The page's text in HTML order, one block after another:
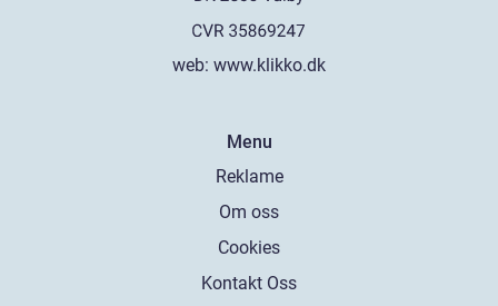
web: www.klikko.dk
Menu
Reklame
Om oss
Cookies
Kontakt Oss